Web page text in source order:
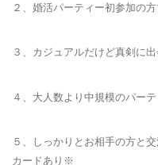
２、婚活パーティー初参加の方
３、カジュアルだけど真剣に出
４、大人数より中規模のパー
５、しっかりとお相手の方と
カードあり※